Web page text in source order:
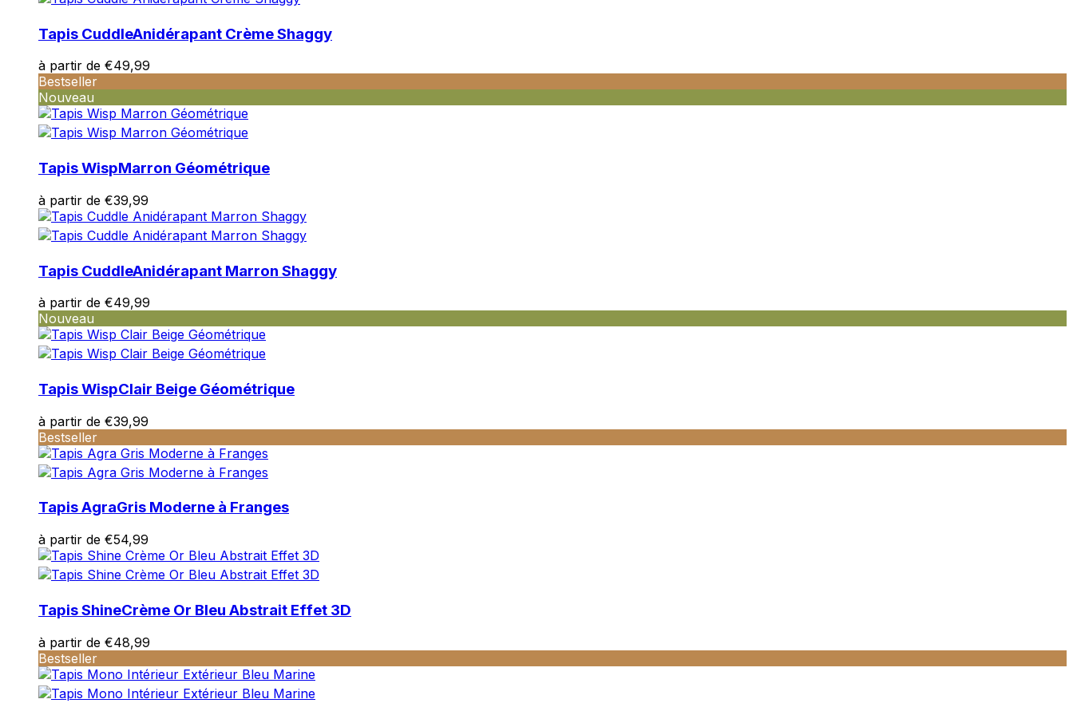
Tapis CuddleAnidérapant Crème Shaggy
à partir de €49,99
Bestseller
Nouveau
Tapis WispMarron Géométrique
à partir de €39,99
Tapis CuddleAnidérapant Marron Shaggy
à partir de €49,99
Nouveau
Tapis WispClair Beige Géométrique
à partir de €39,99
Bestseller
Tapis AgraGris Moderne à Franges
à partir de €54,99
Tapis ShineCrème Or Bleu Abstrait Effet 3D
à partir de €48,99
Bestseller